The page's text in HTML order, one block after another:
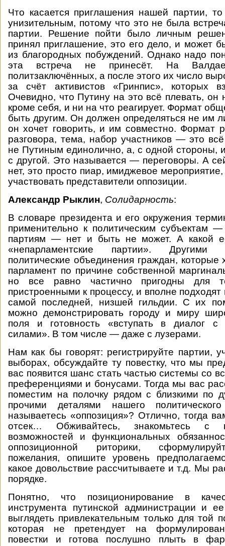
Что касается приглашения нашей партии,
унизительным, потому что это не была
партии. Решение пойти было личным
принял приглашение, это его дело, и может
из благородных побуждений. Однако надо
эта встреча не принесёт. На
политзаключённых, а после этого их число
за счёт активистов «Гринпис», которых
Очевидно, что Путину на это всё плевать, он
кроме себя, и ни на что реагирует. Формат
быть другим. Он должен определяться не им
он хочет говорить, и им совместно. Формат
разговора, тема, набор участников — это
не Путиным единолично, а, с одной стороны,
с другой. Это называется — переговоры. А
нет, это просто пиар, имиджевое
участвовать представители оппозиции.
Александр Рыклин, Солидарность:
В словаре президента и его окружения
применительно к политическим субъектам
партиям — нет и быть не может. А какой
«непарламентские партии». Другими
политические объединения граждан, которые
парламент по причине собственной
но все равно частично пригодны для
пристроенными к процессу, и вполне
самой последней, низшей гильдии. С их
можно демонстрировать городу и миру
поля и готовность «вступать в диалог
силами». В том числе — даже с лузерами.
Нам как бы говорят: регистрируйте партии,
выборах, обсуждайте ту повестку, что мы
вас появится шанс стать частью системы со
преференциями и бонусами. Тогда мы вас
поместим на полочку рядом с близкими по
прочими деталями нашего
называетесь «оппозиция»? Отлично, тогда
отсек… Обживайтесь, знакомьтесь с
возможностей и функциональных
оппозиционной риторики,
пожелания, опишите уровень
какое довольствие рассчитываете и т.д. Мы
порядке.
Понятно, что позиционирование в
инструмента путинской администрации и
выглядеть привлекательным только для той
которая не претендует на
повестки и готова послушно плыть в